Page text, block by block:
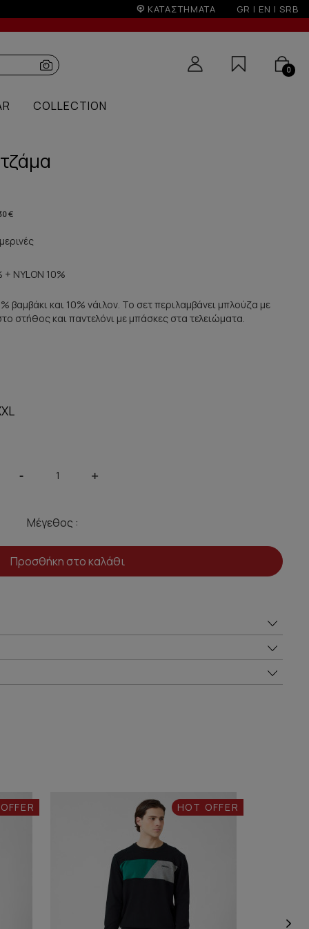
ΚΑΤΑΣΤΗΜΑΤΑ GR | EN | SRB
0
COLLECTION
€
+ NYLON 10%
βαμβάκι και 10% νάιλον. Το σετ περιλαμβάνει μπλούζα με
στήθος και παντελόνι με μπάσκες στα τελειώματα.
- +
Μέγεθος :
Προσθήκη στο καλάθι
HOT OFFER